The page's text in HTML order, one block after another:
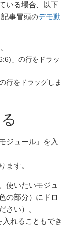
いる場合、以下
事冒頭のデモ動
」の行をドラッ
行をドラッグしま
ジュール」を入
ます。
使いたいモジュ
の部分）にドロ
さい）。
れることもでき